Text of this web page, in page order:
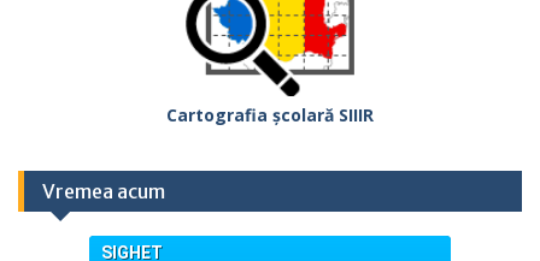
Cartografia școlară SIIIR
Vremea acum